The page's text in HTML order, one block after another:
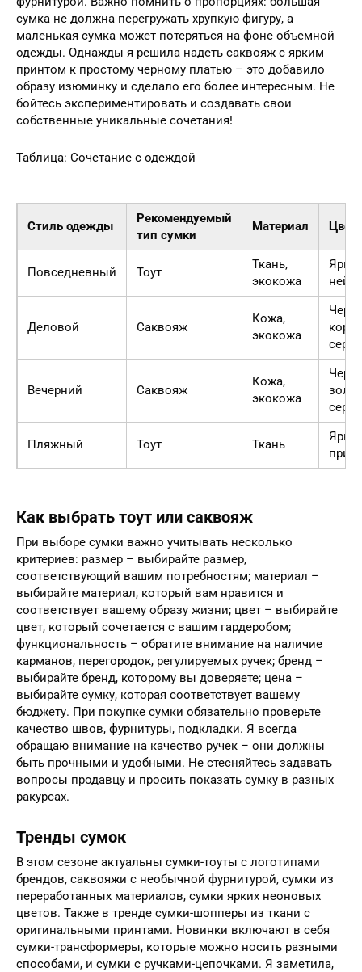
сумка не должна перегружать хрупкую фигуру, а
маленькая сумка может потеряться на фоне объемной
одежды. Однажды я решила надеть саквояж с ярким
принтом к простому черному платью – это добавило
образу изюминку и сделало его более интересным. Не
бойтесь экспериментировать и создавать свои
собственные уникальные сочетания!
Таблица: Сочетание с одеждой
Стиль одежды
Рекомендуемый
тип сумки
Материал Цвет
Повседневный Тоут
Ткань,
экокожа
Деловой Саквояж
Кожа,
экокожа
Вечерний Саквояж
Кожа,
экокожа
Пляжный Тоут Ткань
Как выбрать тоут или саквояж
При выборе сумки важно учитывать несколько
критериев: размер – выбирайте размер,
соответствующий вашим потребностям; материал –
выбирайте материал, который вам нравится и
соответствует вашему образу жизни; цвет – выбирайте
цвет, который сочетается с вашим гардеробом;
функциональность – обратите внимание на наличие
карманов, перегородок, регулируемых ручек; бренд –
выбирайте бренд, которому вы доверяете; цена –
выбирайте сумку, которая соответствует вашему
бюджету. При покупке сумки обязательно проверьте
качество швов, фурнитуры, подкладки. Я всегда
обращаю внимание на качество ручек – они должны
быть прочными и удобными. Не стесняйтесь задавать
вопросы продавцу и просить показать сумку в разных
ракурсах.
Тренды сумок
В этом сезоне актуальны сумки-тоуты с логотипами
брендов, саквояжи с необычной фурнитурой, сумки из
переработанных материалов, сумки ярких неоновых
цветов. Также в тренде сумки-шопперы из ткани с
оригинальными принтами. Новинки включают в себя
сумки-трансформеры, которые можно носить разными
способами, и сумки с ручками-цепочками. Я заметила,